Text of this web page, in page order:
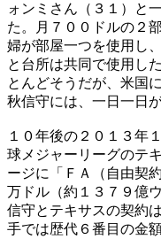
ォンミさん（３１）と
た。月７００ドルの２
婦が部屋一つを使用し
と台所は共同で使用し
とんどそうだが、米国
秋信守には、一日一日
１０年後の２０１３年
球メジャーリーグのテ
ージに「ＦＡ（自由契
万ドル（約１３７９億
信守とテキサスの契約
手では歴代６番目の金